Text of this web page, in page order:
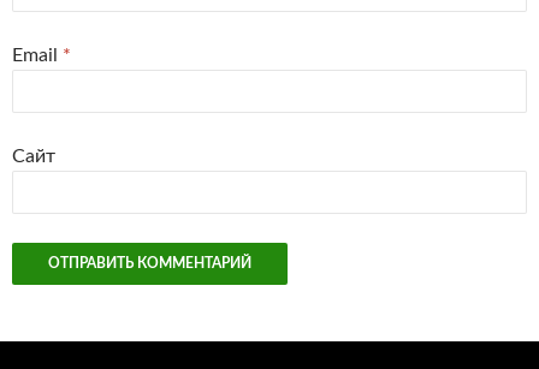
Email *
Сайт